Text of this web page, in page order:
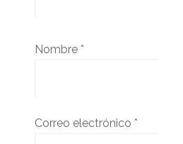
Nombre *
Correo electrónico *